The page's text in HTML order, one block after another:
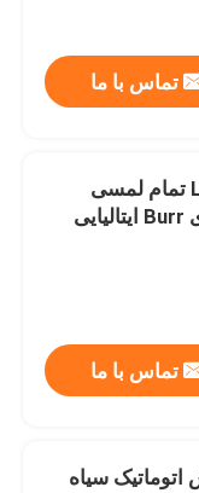
تماس با ما
صفحه نمایش LCD تمام لمسی
آسیاب قهوه تجاری Burr ایتالیایی
تماس با ما
سیاه